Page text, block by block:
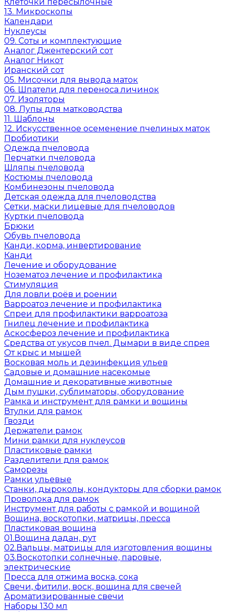
13. Микроскопы
Календари
Нуклеусы
09. Соты и комплектующие
Аналог Джентерский сот
Аналог Никот
Иранский сот
05. Мисочки для вывода маток
06. Шпатели для переноса личинок
07. Изоляторы
08. Лупы для матководства
11. Шаблоны
12. Искусственное осеменение пчелиных маток
Пробиотики
Одежда пчеловода
Перчатки пчеловода
Шляпы пчеловода
Костюмы пчеловода
Комбинезоны пчеловода
Детская одежда для пчеловодства
Сетки, маски лицевые для пчеловодов
Куртки пчеловода
Брюки
Обувь пчеловода
Канди, корма, инвертирование
Канди
Лечение и оборудование
Нозематоз лечение и профилактика
Стимуляция
Для ловли роёв и роении
Варроатоз лечение и профилактика
Спреи для профилактики варроатоза
Гнилец лечение и профилактика
Аскосфероз лечение и профилактика
Средства от укусов пчел. Дымари в виде спрея
От крыс и мышей
Восковая моль и дезинфекция ульев
Садовые и домашние насекомые
Домашние и декоративные животные
Дым пушки, сублиматоры, оборудование
Рамка и инструмент для рамки и вощины
Втулки для рамок
Гвозди
Держатели рамок
Мини рамки для нуклеусов
Пластиковые рамки
Разделители для рамок
Саморезы
Рамки ульевые
Станки, дыроколы, кондукторы для сборки рамок
Проволока для рамок
Инструмент для работы с рамкой и вощиной
Вощина, воскотопки, матрицы, пресса
Пластиковая вощина
01.Вощина дадан, рут
02.Вальцы, матрицы для изготовления вощины
03.Воскотопки солнечные, паровые,
электрические
Пресса для отжима воска, сока
Свечи, фитили, воск, вощина для свечей
Ароматизированные свечи
Наборы 130 мл